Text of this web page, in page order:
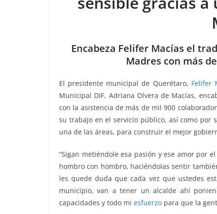
b
o
A
p
Li
k
a
Encabeza Felifer Macías el
Madres con más
El presidente municipal de Querétaro, Felifer
Municipal DIF, Adriana Olvera de Macías,
con la asistencia de más de mil 900
su trabajo en el servicio público, así como por
una de las áreas, para construir el mejor
“Sigan metiéndole esa pasión y ese amor por
hombro con hombro, haciéndolas sentir
les quede duda que cada vez que ustedes
municipio, van a tener un alcalde ahí
capacidades y todo mi esfuerzo para que la